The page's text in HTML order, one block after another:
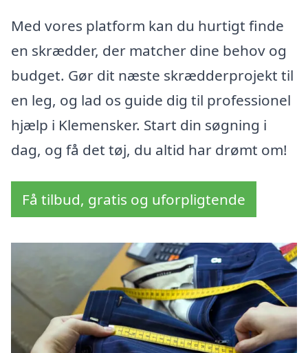
Med vores platform kan du hurtigt finde
en skrædder, der matcher dine behov og
budget. Gør dit næste skrædderprojekt til
en leg, og lad os guide dig til professionel
hjælp i Klemensker. Start din søgning i
dag, og få det tøj, du altid har drømt om!
Få tilbud, gratis og uforpligtende